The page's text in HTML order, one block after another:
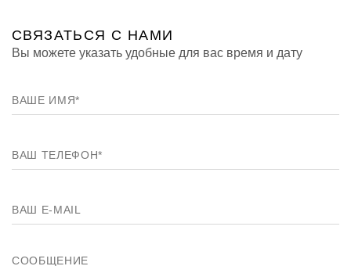
СВЯЗАТЬСЯ С НАМИ
Вы можете указать удобные для вас время и дату